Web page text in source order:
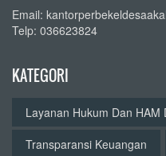
Email:
Telp: 036623824
KATEGORI
Layanan Hukum Dan HAM
Transparansi Keuangan